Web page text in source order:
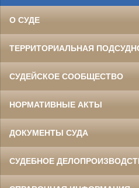
О СУДЕ
ТЕРРИТОРИАЛЬНАЯ
СУДЕЙСКОЕ СООБЩЕСТВО
НОРМАТИВНЫЕ АКТЫ
ДОКУМЕНТЫ СУДА
СУДЕБНОЕ